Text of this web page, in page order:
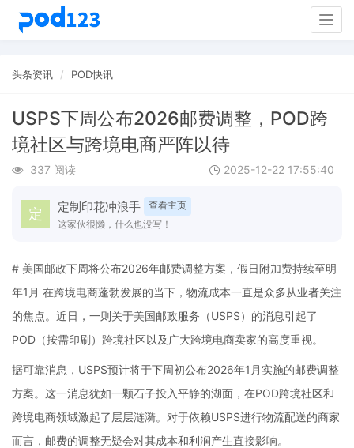
头条资讯 POD快讯
USPS下周公布2026邮费调整，POD跨
境社区与跨境电商严阵以待
337 阅读 2025-12-22 17:55:40
定制印花冲浪手
查看主页
这家伙很懒，什么也没写！
# 美国邮政下周将公布2026年邮费调整方案，假日附加费持续至明
年1月 在跨境电商蓬勃发展的当下，物流成本一直是众多从业者关注
的焦点。近日，一则关于美国邮政服务（USPS）的消息引起了
POD（按需印刷）跨境社区以及广大跨境电商卖家的高度重视。
据可靠消息，USPS预计将于下周初公布2026年1月实施的邮费调整
方案。这一消息犹如一颗石子投入平静的湖面，在POD跨境社区和
跨境电商领域激起了层层涟漪。对于依赖USPS进行物流配送的商家
而言，邮费的调整无疑会对其成本和利润产生直接影响。